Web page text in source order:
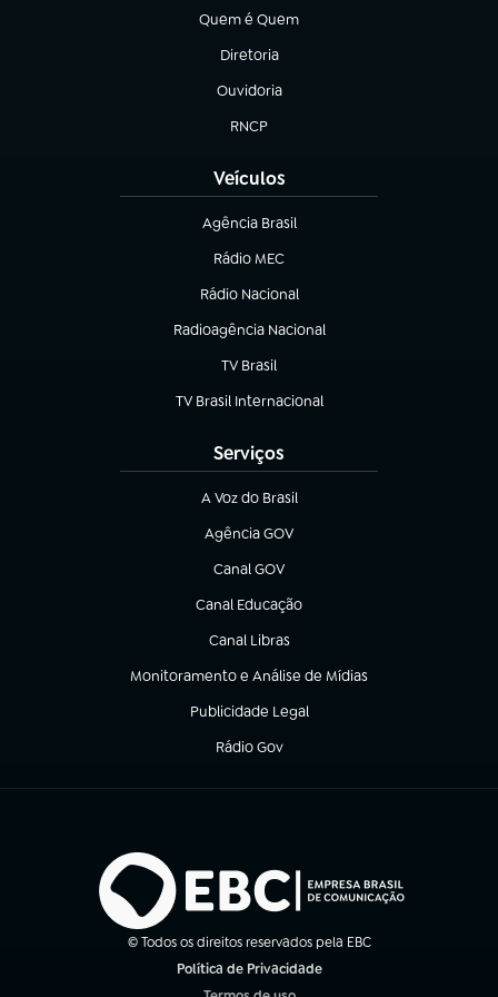
Quem é Quem
(abre em nova aba)
Diretoria
(abre em nova aba)
Ouvidoria
(abre em nova aba)
RNCP
(abre em nova aba)
Veículos
Agência Brasil
(abre em nova aba)
Rádio MEC
(abre em nova aba)
Rádio Nacional
Radioagência Nacional
(abre em nova aba)
TV Brasil
(abre em nova aba)
TV Brasil Internacional
(abre em nova aba)
Serviços
A Voz do Brasil
(abre em nova aba)
Agência GOV
(abre em nova aba)
Canal GOV
(abre em nova aba)
Canal Educação
(abre em nova aba)
Canal Libras
(abre em nova aba)
Monitoramento e Análise de Mídias
(abre em nova aba)
Publicidade Legal
(abre em nova aba)
Rádio Gov
(abre em nova aba)
© Todos os direitos reservados pela EBC
Política de Privacidade